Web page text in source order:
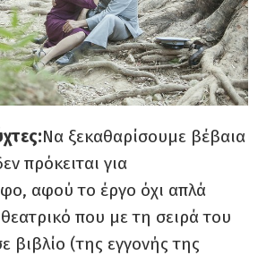
Να ξεκαθαρίσουμε βέβαια
πρόκειται για
αφού το έργο όχι απλά
θεατρικό που με τη σειρά του
βιβλίο (της εγγονής της